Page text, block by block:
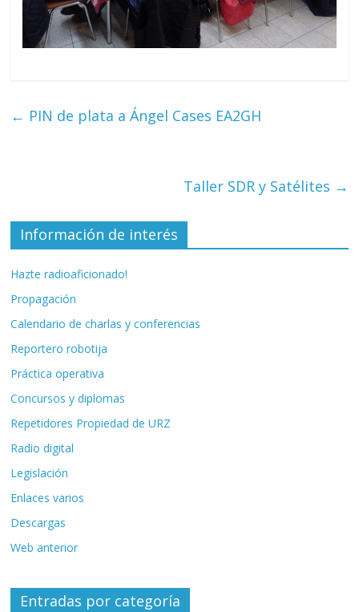
← PIN de plata a Ángel Cases EA2GH
Taller SDR y Satélites →
Información de interés
Hazte radioaficionado!
Propagación
Calendario de charlas y conferencias
Reportero robotija
Práctica operativa
Concursos y diplomas
Repetidores Propiedad de URZ
Radio digital
Legislación
Enlaces varios
Descargas
Web anterior
Entradas por categoría